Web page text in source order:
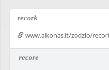
recork
www.alkonas.lt/zodzio/
recore